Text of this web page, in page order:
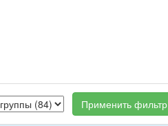
Применить фильтр